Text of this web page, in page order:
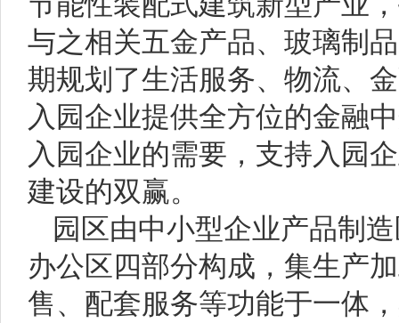
与之相关五金产品、玻璃制
期规划了生活服务、物流、
入园企业提供全方位的金融
入园企业的需要，支持入园
建设的双赢。
园区由中小型企业产品制
办公区四部分构成，集生产
售、配套服务等功能于一体